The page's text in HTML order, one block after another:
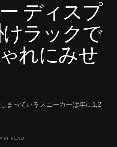
ディスプ
ラックで
れにみせ
まっているスニーカーは年に1,2
READ